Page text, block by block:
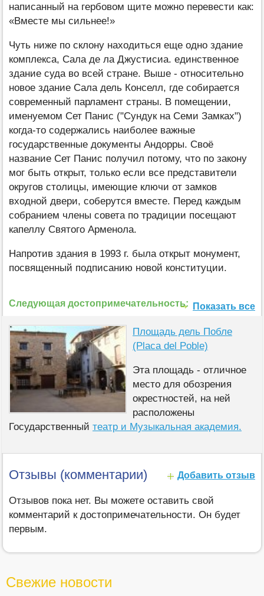
написанный на гербовом щите можно перевести как:
«Вместе мы сильнее!»
Чуть ниже по склону находиться еще одно здание
комплекса, Сала де ла Джустисиа. единственное
здание суда во всей стране. Выше - относительно
новое здание Сала дель Конселл, где собирается
современный парламент страны. В помещении,
именуемом Сет Панис ("Сундук на Семи Замках")
когда-то содержались наиболее важные
государственные документы Андорры. Своё
название Сет Панис получил потому, что по закону
мог быть открыт, только если все представители
округов столицы, имеющие ключи от замков
входной двери, соберутся вместе. Перед каждым
собранием члены совета по традиции посещают
капеллу Святого Арменола.
Напротив здания в 1993 г. была открыт монумент,
посвященный подписанию новой конституции.
Следующая достопримечательность: Показать все
Площадь дель Побле
(Placa del Poble)
Эта площадь - отличное
место для обозрения
окрестностей, на ней
расположены
Государственный театр и Музыкальная академия.
Отзывы (комментарии) Добавить отзыв
Отзывов пока нет. Вы можете оставить свой
комментарий к достопримечательности. Он будет
первым.
Свежие новости